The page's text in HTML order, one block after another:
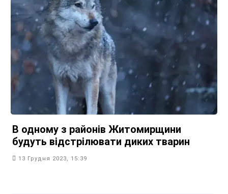
В одному з районів Житомирщини
будуть відстрілювати диких тварин
13 Грудня 2023, 15:39